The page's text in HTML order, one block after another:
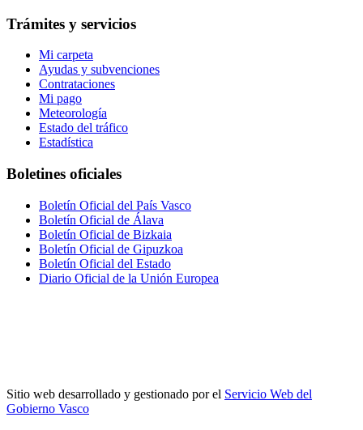
Trámites y servicios
Mi carpeta
Ayudas y subvenciones
Contrataciones
Mi pago
Meteorología
Estado del tráfico
Estadística
Boletines oficiales
Boletín Oficial del País Vasco
Boletín Oficial de Álava
Boletín Oficial de Bizkaia
Boletín Oficial de Gipuzkoa
Boletín Oficial del Estado
Diario Oficial de la Unión Europea
Sitio web desarrollado y gestionado por el Servicio Web del
Gobierno Vasco